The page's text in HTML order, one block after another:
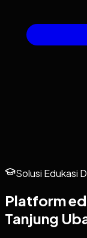
Solusi Edukasi
Platform
Tanjung